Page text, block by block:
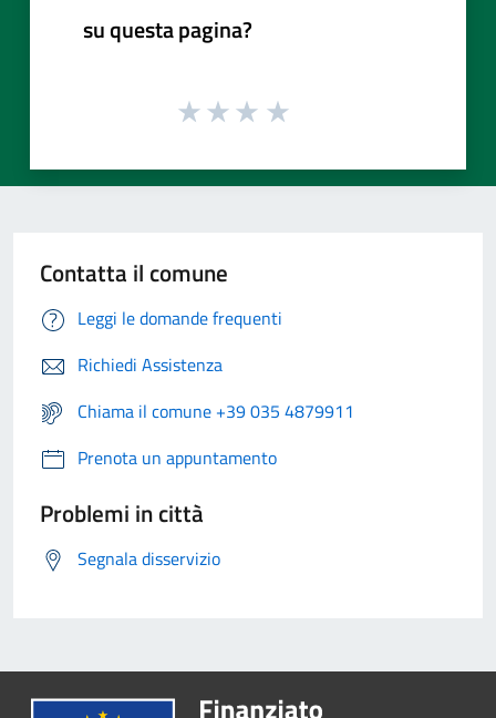
su questa pagina?
Contatta il comune
Leggi le domande frequenti
Richiedi Assistenza
Chiama il comune +39 035 4879911
Prenota un appuntamento
Problemi in città
Segnala disservizio